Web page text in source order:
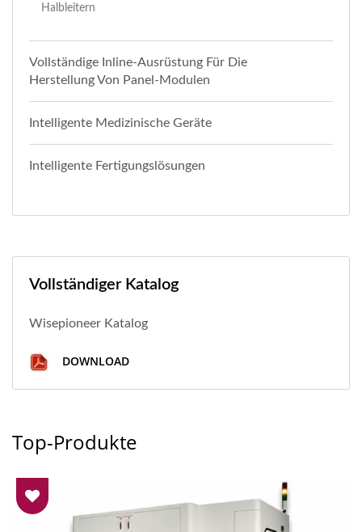
Halbleitern
Vollständige Inline-Ausrüstung Für Die
Herstellung Von Panel-Modulen
Intelligente Medizinische Geräte
Intelligente Fertigungslösungen
Vollständiger Katalog
Wisepioneer Katalog
DOWNLOAD
Top-Produkte